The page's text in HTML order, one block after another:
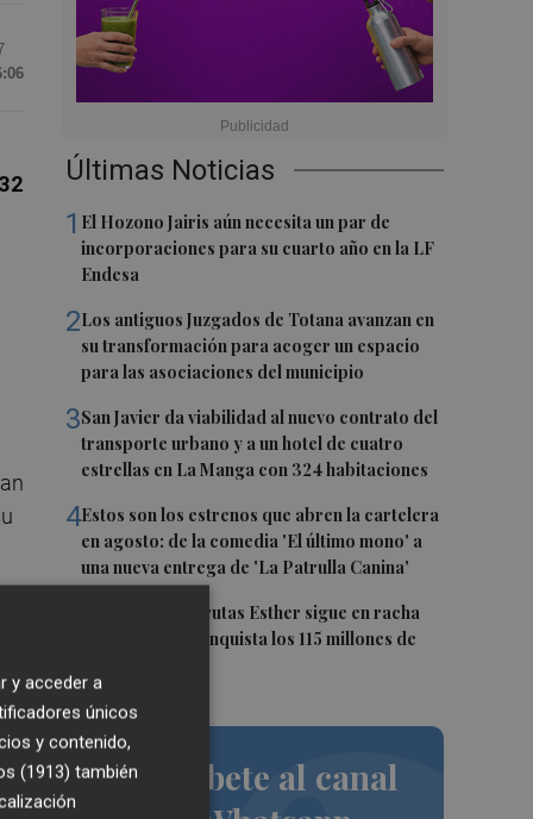
Últimas Noticias
1 El Hozono Jairis aún necesita un par de
incorporaciones para su cuarto año en la LF
Endesa
2Los antiguos Juzgados de Totana avanzan en
su transformación para acoger un espacio
para las asociaciones del municipio
3San Javier da viabilidad al nuevo contrato del
transporte urbano y a un hotel de cuatro
estrellas en La Manga con 324 habitaciones
4Estos son los estrenos que abren la cartelera
en agosto: de la comedia 'El último mono' a
una nueva entrega de 'La Patrulla Canina'
La abaranera Frutas Esther sigue en racha
ascendente y conquista los 115 millones de
Suscríbete al canal
y acceder a
únicos
y contenido,
(1913) también